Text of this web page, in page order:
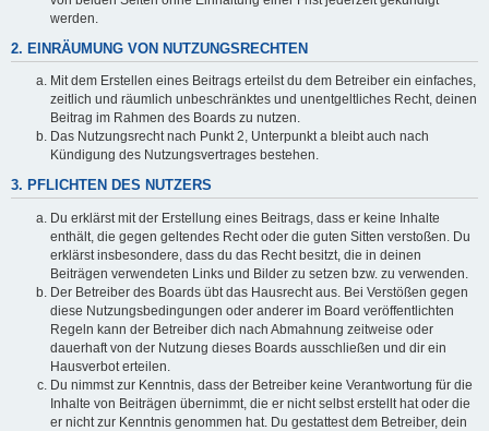
werden.
2. EINRÄUMUNG VON NUTZUNGSRECHTEN
Mit dem Erstellen eines Beitrags erteilst du dem Betreiber ein einfaches,
zeitlich und räumlich unbeschränktes und unentgeltliches Recht, deinen
Beitrag im Rahmen des Boards zu nutzen.
Das Nutzungsrecht nach Punkt 2, Unterpunkt a bleibt auch nach
Kündigung des Nutzungsvertrages bestehen.
3. PFLICHTEN DES NUTZERS
Du erklärst mit der Erstellung eines Beitrags, dass er keine Inhalte
enthält, die gegen geltendes Recht oder die guten Sitten verstoßen. Du
erklärst insbesondere, dass du das Recht besitzt, die in deinen
Beiträgen verwendeten Links und Bilder zu setzen bzw. zu verwenden.
Der Betreiber des Boards übt das Hausrecht aus. Bei Verstößen gegen
diese Nutzungsbedingungen oder anderer im Board veröffentlichten
Regeln kann der Betreiber dich nach Abmahnung zeitweise oder
dauerhaft von der Nutzung dieses Boards ausschließen und dir ein
Hausverbot erteilen.
Du nimmst zur Kenntnis, dass der Betreiber keine Verantwortung für die
Inhalte von Beiträgen übernimmt, die er nicht selbst erstellt hat oder die
er nicht zur Kenntnis genommen hat. Du gestattest dem Betreiber, dein